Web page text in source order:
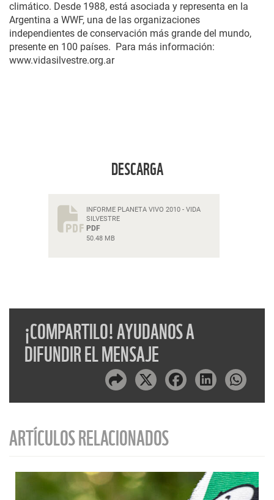
climático. Desde 1988, está asociada y representa en la
Argentina a WWF, una de las organizaciones
independientes de conservación más grande del mundo,
presente en 100 países. Para más información:
www.vidasilvestre.org.ar
DESCARGA
INFORME PLANETA VIVO 2010 - VIDA
SILVESTRE
PDF
50.48 MB
¡COMPARTILO! AYUDANOS A
DIFUNDIR EL MENSAJE
ARTÍCULOS RELACIONADOS